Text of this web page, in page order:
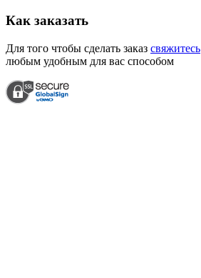
Как заказать
Для того чтобы сделать заказ свяжитесь
любым удобным для вас способом